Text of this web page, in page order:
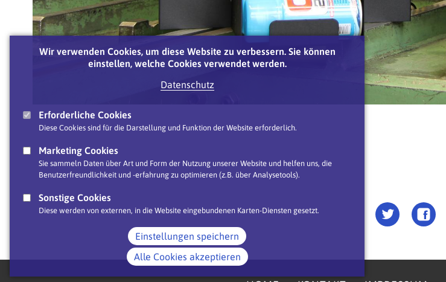
Wir verwenden Cookies, um diese Website zu verbessern. Sie können
einstellen, welche Cookies verwendet werden.
Datenschutz
Erforderliche Cookies
Diese Cookies sind für die Darstellung und Funktion der Website erforderlich.
Marketing Cookies
Sie sammeln Daten über Art und Form der Nutzung unserer Website und helfen uns, die
Benutzerfreundlichkeit und -erfahrung zu optimieren (z.B. über Analysetools).
Sonstige Cookies
Diese werden von externen, in die Website eingebundenen Karten-Diensten gesetzt.
Einstellungen speichern
Alle Cookies akzeptieren